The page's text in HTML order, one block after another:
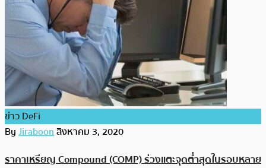
ข่าว DeFi
ByJiraboonสิงหาคม 3, 2020
ราคาเหรียญ Compound (COMP) ร่วงแตะจุดต่ำสุดในรอบหลาย